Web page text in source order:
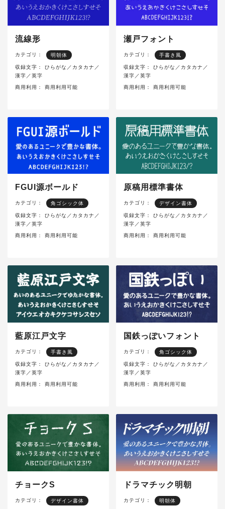
流線形
カテゴリ： 明朝体
収録文字：
ひらがな／カタカナ／
漢字／英字
商用利用： 商用利用可能
瀬戸フォント
カテゴリ： 手書き風
収録文字：
ひらがな／カタカナ／
漢字／英字
商用利用： 商用利用可能
FGUI源ボールド
カテゴリ： 角ゴシック体
収録文字：
ひらがな／カタカナ／
漢字／英字
商用利用： 商用利用可能
原稿用標準書体
カテゴリ： デザイン書体
収録文字：
ひらがな／カタカナ／
漢字／英字
商用利用： 商用利用可能
藍原江戸文字
カテゴリ： 手書き風
収録文字：
ひらがな／カタカナ／
漢字／英字
商用利用： 商用利用可能
国鉄っぽいフォント
カテゴリ： 角ゴシック体
収録文字：
ひらがな／カタカナ／
漢字／英字
商用利用： 商用利用可能
チョークS
カテゴリ： デザイン書体
ドラマチック明朝
カテゴリ： 明朝体